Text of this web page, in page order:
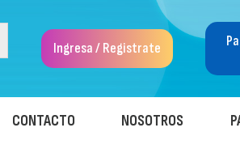
Ingresa / Registrate
CONTACTO NOSOTROS